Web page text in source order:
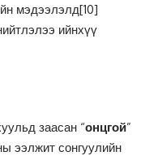
мэдээлэлд[10]
ийнхүү
заасан “онцгой”
ээлжит сонгуулийн